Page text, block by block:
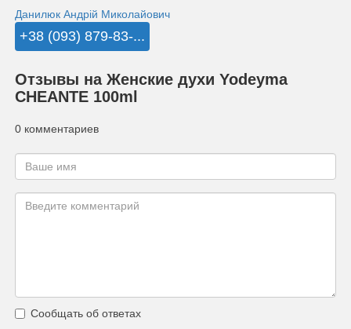
Данилюк Андрій Миколайович
+38 (093) 879-83-...
Отзывы на Женские духи Yodeyma
CHEANTE 100ml
0 комментариев
Сообщать об ответах